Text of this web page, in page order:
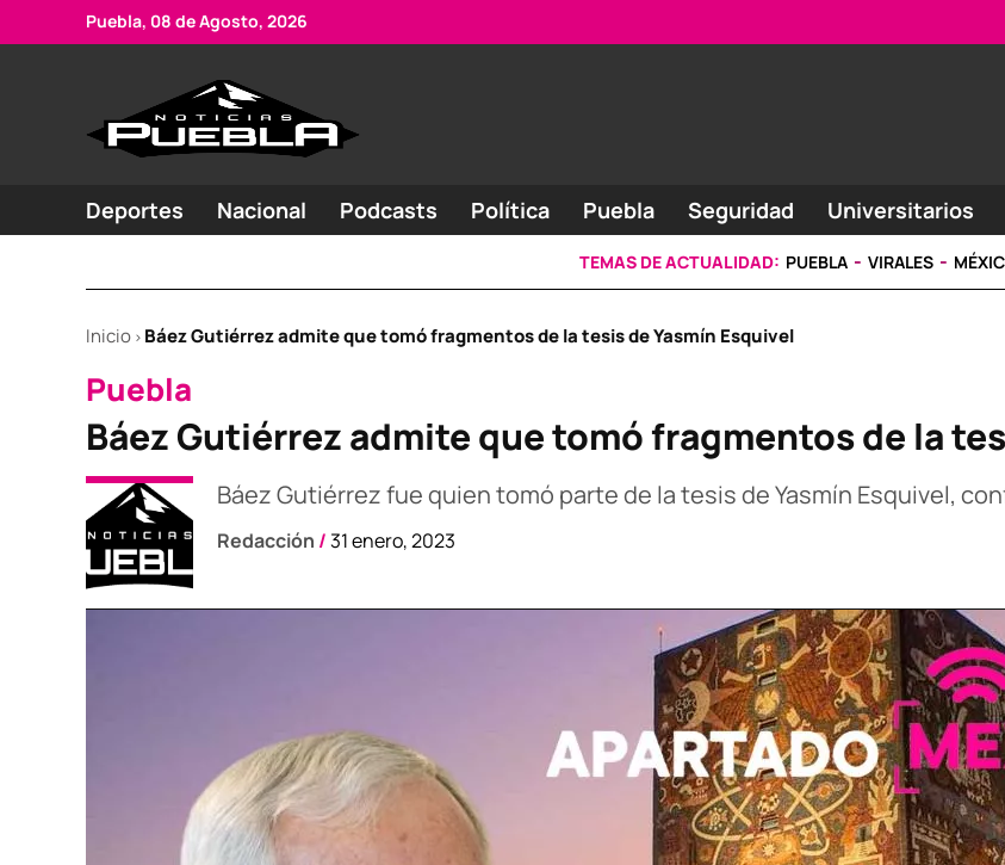
Puebla, 08 de Agosto, 2026
noticias
Deportes Nacional Podcasts Política Puebla Seguridad Universitarios
TEMAS DE ACTUALIDAD: PUEBLA VIRALES
Inicio > Báez Gutiérrez admite que tomó fragmentos de la tesis de Yasmín Esquivel
POSTED
IN
Puebla
Báez Gutiérrez admite que tomó fragmentos de la
Báez Gutiérrez fue quien tomó parte de la tesis de Yasmín Esquivel,
Redacción /31 enero, 2023